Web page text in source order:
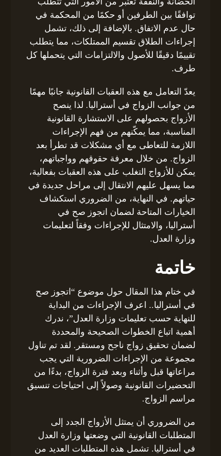
توافقًا بين الطرفين أو حكمًا من المحكمة في
حال عدم الاتفاق. بالإضافة إلى ذلك، تشمل
إجراءات الطلاق تقسيم الممتلكات، مما يتطلب
تقييمًا دقيقًا للأصول والالتزامات التي يتحملها كل
طرف.
يعدّ التعامل مع هذه العقبات القانونية جانبًا مهمًا
من جوانب الزواج في أستراليا. لذا ينصح
الأزواج بحصولهم على الاستشارة القانونية
المناسبة، مما يمكّنهم من فهم الإجراءات
اللازمة للتعاطى مع أي مشكلات قد تطرأ بعد
الزواج. من خلال معرفة حقوقهم وواجباتهم،
يمكن للأزواج التغلب على هذه العقبات بفعالية،
مما يسهل عليهم الانتقال إلى مراحل جديدة في
حياتهم. في النهاية، من الضروري استكشاف
الخيارات المتاحة لضمان اتجوز صح في
أستراليا، والامتثال للإجراءات وفقاً لتعليمات
وزارة العدل.
خاتمة
في ختام هذا المقال حول موضوع “اتجوز صح
في أستراليا.. اعرف الإجراءات من البداية
للنهاية حسب تعليمات وزارة العدل”، ندرك
أهمية اتباع الخطوات الصحيحة والمحددة
لضمان تحقيق زواج ناجح ومستقر. لقد تم تناول
مجموعة من الإجراءات الضرورية التي يجب
مراعاتها قبل وأثناء وبعد فترة الزواج، بدءًا من
التحضيرات القانونية وصولاً إلى احتياجات تنسيق
مراسم الزواج.
من الضروري أن يمتثل الأزواج الجدد إلى
المتطلبات القانونية التي وضعتها وزارة العدل
في أستراليا. تشمل هذه المتطلبات العديد من